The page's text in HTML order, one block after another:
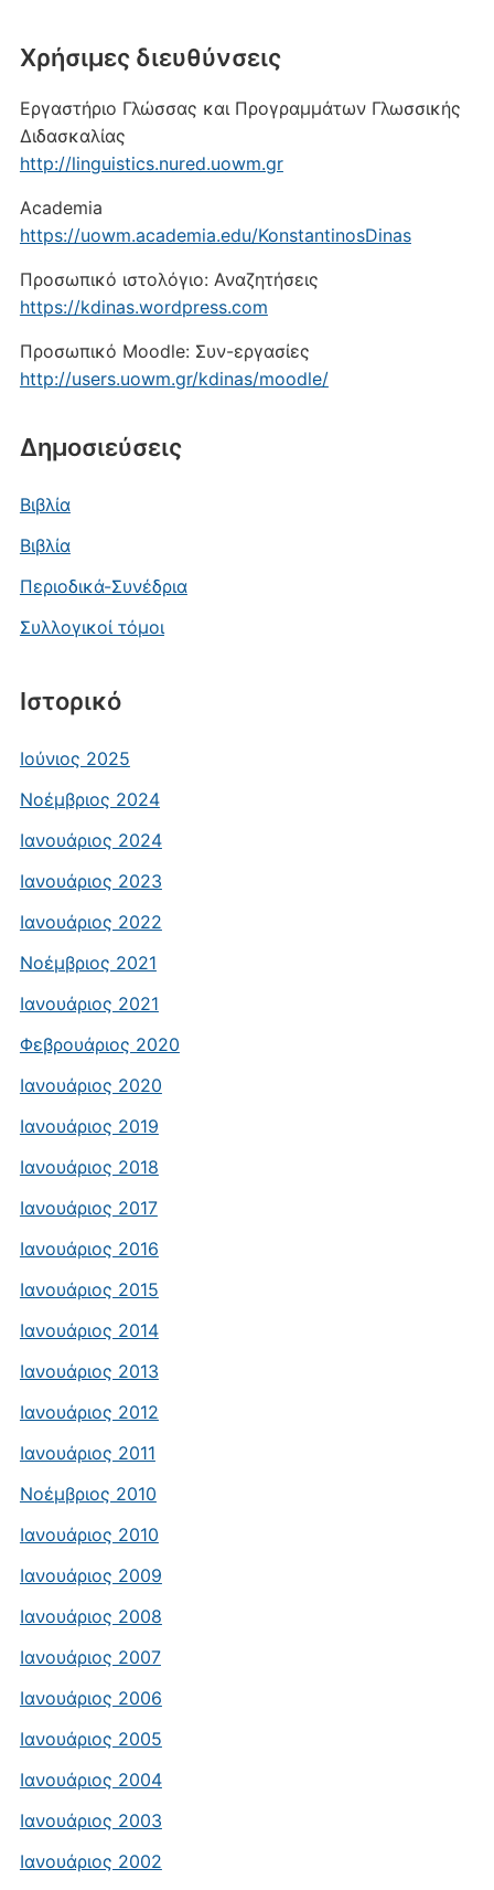
Xρήσιμες διευθύνσεις
Εργαστήριο Γλώσσας και Προγραμμάτων Γλωσσικής
Διδασκαλίας
http://linguistics.nured.uowm.gr
Academia
https://uowm.academia.edu/KonstantinosDinas
Προσωπικό ιστολόγιο: Αναζητήσεις
https://kdinas.wordpress.com
Προσωπικό Moodle: Συν-εργασίες
http://users.uowm.gr/kdinas/moodle/
Δημοσιεύσεις
Βιβλία
Βιβλία
Περιοδικά-Συνέδρια
Συλλογικοί τόμοι
Ιστορικό
Ιούνιος 2025
Νοέμβριος 2024
Ιανουάριος 2024
Ιανουάριος 2023
Ιανουάριος 2022
Νοέμβριος 2021
Ιανουάριος 2021
Φεβρουάριος 2020
Ιανουάριος 2020
Ιανουάριος 2019
Ιανουάριος 2018
Ιανουάριος 2017
Ιανουάριος 2016
Ιανουάριος 2015
Ιανουάριος 2014
Ιανουάριος 2013
Ιανουάριος 2012
Ιανουάριος 2011
Νοέμβριος 2010
Ιανουάριος 2010
Ιανουάριος 2009
Ιανουάριος 2008
Ιανουάριος 2007
Ιανουάριος 2006
Ιανουάριος 2005
Ιανουάριος 2004
Ιανουάριος 2003
Ιανουάριος 2002